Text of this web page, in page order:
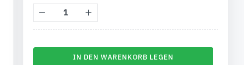
IN DEN WARENKORB LEGEN